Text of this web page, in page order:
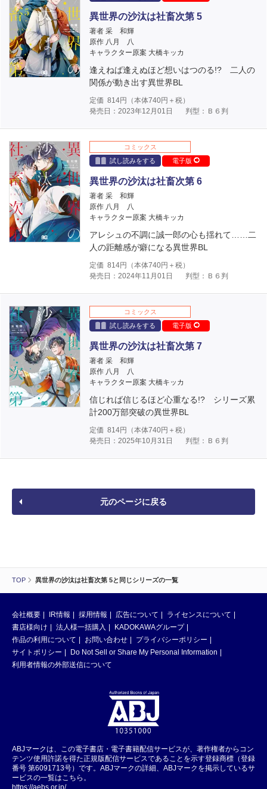
TOP 異世界の沙汰は社畜次第 5と同じシリーズの一覧
異世界の沙汰は社畜次第 5
著者 采 和輝
原作 八月 八
キャラクター原案 大橋キッカ
逢えねば逢えぬほど想いはつのる!? 二人の
関係が動き出す異世界BL
定価 814円（本体740円＋税）
発売日：2023年12月01日
判型：Ｂ６判
コミックス
試し読みをする
電子版
異世界の沙汰は社畜次第 6
著者 采 和輝
原作 八月 八
キャラクター原案 大橋キッカ
アレシュの不調に誠一郎の心も揺れて……二
人の距離感が癖になる異世界BL
定価 814円（本体740円＋税）
発売日：2024年11月01日
判型：Ｂ６判
コミックス
試し読みをする
電子版
異世界の沙汰は社畜次第 7
著者 采 和輝
原作 八月 八
キャラクター原案 大橋キッカ
信じれば信じるほど心重なる!? シリーズ累
計200万部突破の異世界BL
定価 814円（本体740円＋税）
発売日：2025年10月31日
判型：Ｂ６判
元のページに戻る
会社概要 IR情報 採用情報 広告について
ライセンスについて
書店様向け
法人様一括購入
KADOKAWAグループ
作品の利用について
お問い合わせ
プライバシーポリシー
サイトポリシー
Do Not Sell or Share My Personal Information
利用者情報の外部送信について
ABJマークは、この電子書店・電子書籍配信サービスが、著作権者からコン
テンツ使用許諾を得た正規版配信サービスであることを示す登録商標（登録
番号 第6091713号）です。ABJマークの詳細、ABJマークを掲示しているサ
ービスの一覧はこちら。